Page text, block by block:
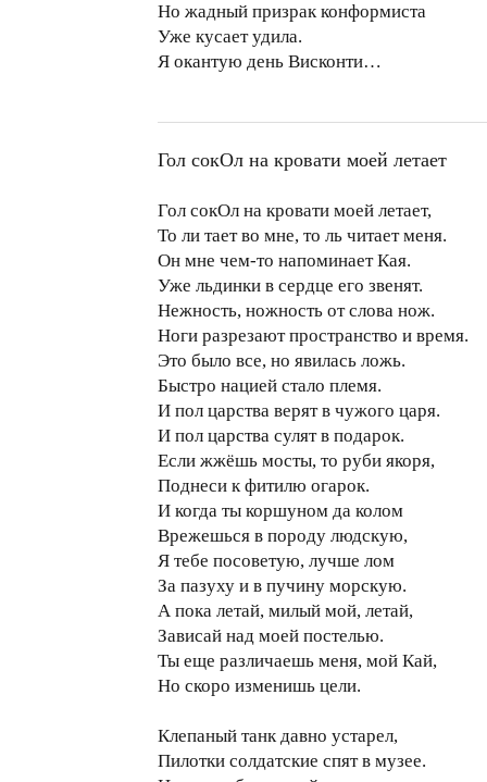
Но жадный призрак конформиста
Уже кусает удила.
Я окантую день Висконти…
Гол сокОл на кровати моей летает
Гол сокОл на кровати моей летает,
То ли тает во мне, то ль читает меня.
Он мне чем-то напоминает Кая.
Уже льдинки в сердце его звенят.
Нежность, ножность от слова нож.
Ноги разрезают пространство и время.
Это было все, но явилась ложь.
Быстро нацией стало племя.
И пол царства верят в чужого царя.
И пол царства сулят в подарок.
Если жжёшь мосты, то руби якоря,
Поднеси к фитилю огарок.
И когда ты коршуном да колом
Врежешься в породу людскую,
Я тебе посоветую, лучше лом
За пазуху и в пучину морскую.
А пока летай, милый мой, летай,
Зависай над моей постелью.
Ты еще различаешь меня, мой Кай,
Но скоро изменишь цели.
Клепаный танк давно устарел,
Пилотки солдатские спят в музее.